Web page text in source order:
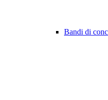
Bandi di